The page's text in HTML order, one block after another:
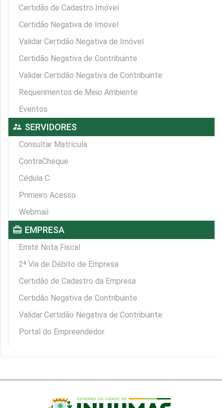
Certidão de Cadastro Imóvel
Certidão Negativa de Imóvel
Validar Certidão Negativa de Imóvel
Certidão Negativa de Contribuinte
Validar Certidão Negativa de Contribuinte
Requerimentos de Meio Ambiente
Eventos
supervisor_account SERVIDORES
Consultar Matrícula
ContraCheque
Cédula C
Primeiro Acesso
Webmail
card_travel EMPRESA
Emitir Nota Fiscal
2ª Via de Débito de Empresa
Certidão de Cadastro da Empresa
Certidão Negativa de Contribuinte
Validar Certidão Negativa de Contribuinte
Portal do Empreendedor